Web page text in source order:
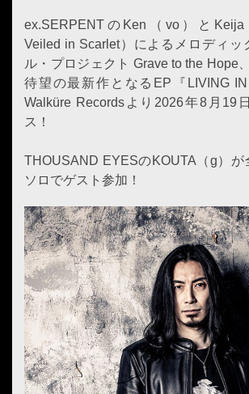
ex.SERPENTのKen（vo）と
Veiled in Scarlet）によるメロディッ
ル・プロジェクト Grave to the Hope
待望の最新作となるEP『LIVING IN
Walküre Recordsより2026年8月19
ス！
THOUSAND EYESのKOUTA（g）が
ソロでゲスト参加！